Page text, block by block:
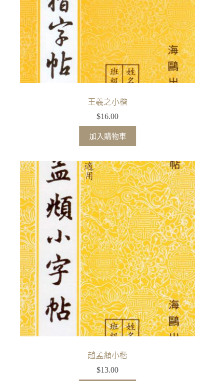
王羲之小楷
$16.00
加入購物車
趙孟頫小楷
$13.00